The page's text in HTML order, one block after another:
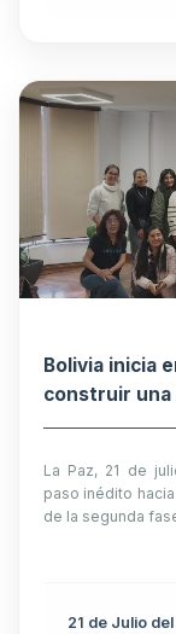
Bolivia inicia
construir una
La Paz, 21 de
paso inédito
de la segunda
21 de Julio